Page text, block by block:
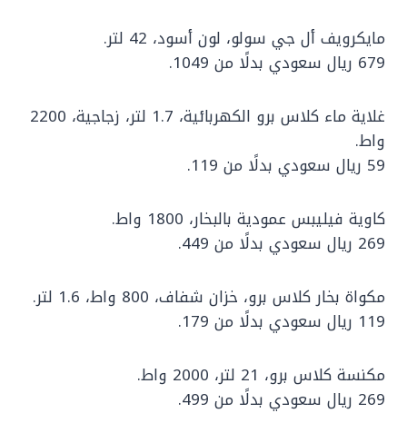
مايكرويف أل جي سولو، لون أسود، 42 لتر.
679 ريال سعودي بدلًا من 1049.
غلاية ماء كلاس برو الكهربائية، 1.7 لتر، زجاجية، 2200
واط.
59 ريال سعودي بدلًا من 119.
كاوية فيليبس عمودية بالبخار، 1800 واط.
269 ريال سعودي بدلًا من 449.
مكواة بخار كلاس برو، خزان شفاف، 800 واط، 1.6 لتر.
119 ريال سعودي بدلًا من 179.
مكنسة كلاس برو، 21 لتر، 2000 واط.
269 ريال سعودي بدلًا من 499.